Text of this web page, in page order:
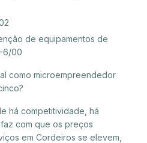
de equipamentos de
6/00
como microempreendedor
há competitividade, há
com que os preços
em Cordeiros se elevem,